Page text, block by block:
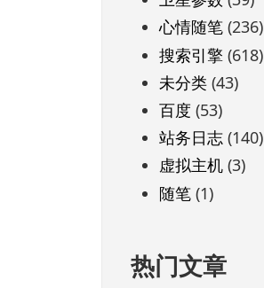
心情随笔(236)
搜索引擎 (618)
未分类(43)
百度 (53)
站务日志(140)
虚拟主机(3)
随笔(1)
热门文章